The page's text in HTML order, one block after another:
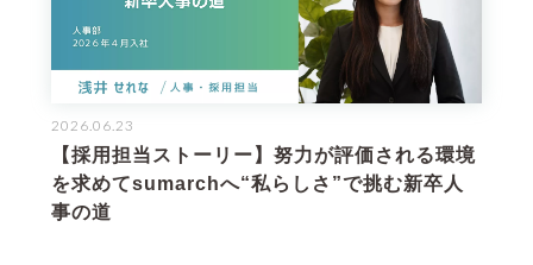
2026.06.23
【採用担当ストーリー】努力が評価される環境
を求めてsumarchへ“私らしさ”で挑む新卒人
事の道